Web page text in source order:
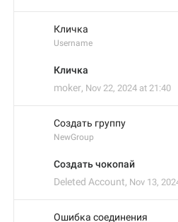
Кличка
Username
Кличка
moker, Nov 22, 2024 at 21:40
Создать группу
NewGroup
Создать чокопай
Deleted Account, Nov 13,
Ошибка соединения